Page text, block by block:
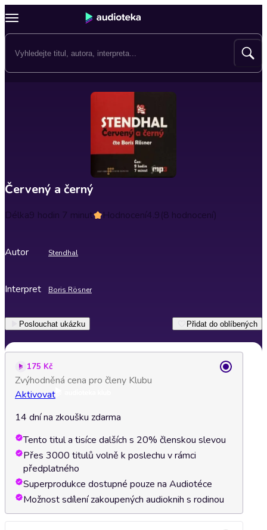
Červený a černý
Délka9 hodin 7 minut Hodnocení4.9(8 hodnocení)
Autor Stendhal
Interpret Boris Rösner
Poslouchat ukázku Přidat do oblíbených
175 Kč
Zvýhodněná cena pro členy Klubu
Aktivovat
14 dní na zkoušku zdarma
Tento titul a tisíce dalších s 20% členskou slevou
Přes 3000 titulů volně k poslechu v rámci
předplatného
Superprodukce dostupné pouze na Audiotéce
Možnost sdílení zakoupených audioknih s rodinou